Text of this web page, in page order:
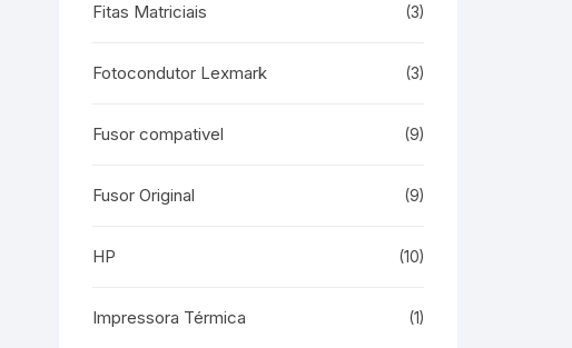
Fitas Matriciais (3)
Fotocondutor Lexmark (3)
Fusor compativel (9)
Fusor Original (9)
HP (10)
Impressora Térmica (1)